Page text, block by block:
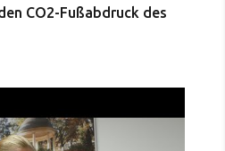
CO2-Fußabdruck des